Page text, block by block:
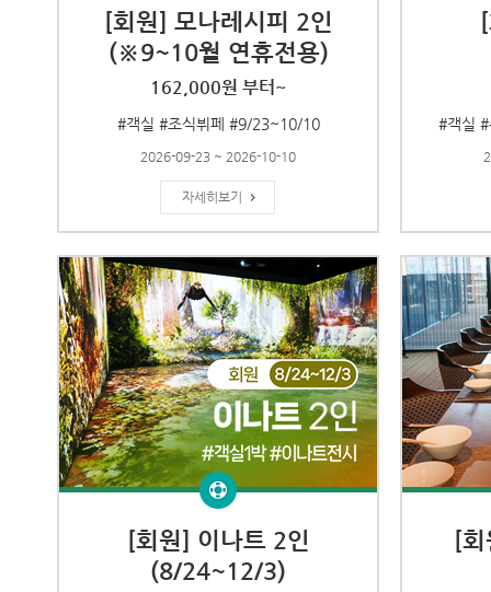
[회원] 모나레시피 2인
(※9~10월 연휴전용)
162,000원 부터~
#객실 #조식뷔페 #9/23~10/10
2026-09-23 ~ 2026-10-10
자세히보기
#객실
[회원] 이나트 2인
(8/24~12/3)
[